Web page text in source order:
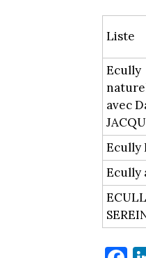
Liste
Ecully
avec
Ecully
Ecully